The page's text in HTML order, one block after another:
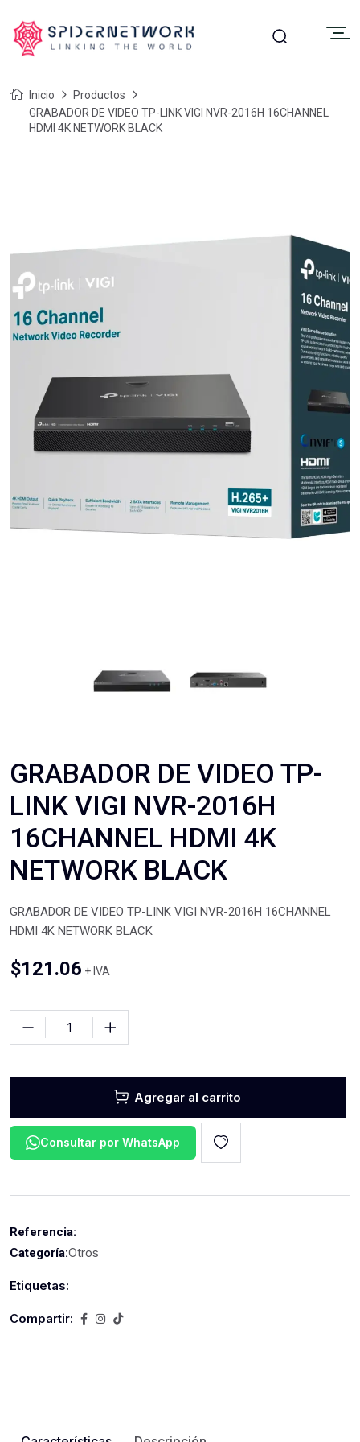
Inicio
Productos
GRABADOR DE VIDEO TP-LINK VIGI NVR-2016H 16CHANNEL
HDMI 4K NETWORK BLACK
GRABADOR DE VIDEO TP-
LINK VIGI NVR-2016H
16CHANNEL HDMI 4K
NETWORK BLACK
GRABADOR DE VIDEO TP-LINK VIGI NVR-2016H 16CHANNEL
HDMI 4K NETWORK BLACK
$121.06 + IVA
Agregar al carrito
Consultar por WhatsApp
Referencia:
Categoría:Otros
Etiquetas:
Compartir: